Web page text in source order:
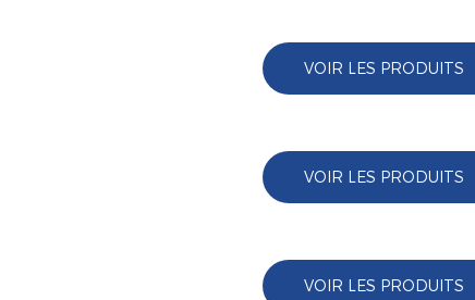
VOIR LES PRODUITS
VOIR LES PRODUITS
VOIR LES PRODUITS